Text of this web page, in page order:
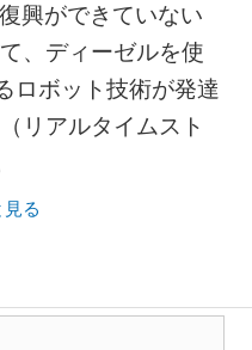
興ができていない
、ディーゼルを使
ロボット技術が発達
リアルタイムスト
見る